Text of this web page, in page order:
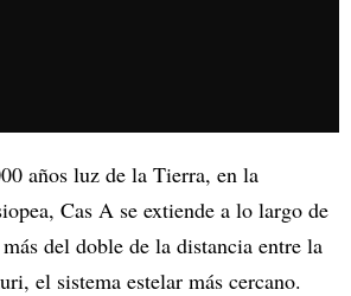
años luz de la Tierra, en la
Cas A se extiende a lo largo de
del doble de la distancia entre la
el sistema estelar más cercano.